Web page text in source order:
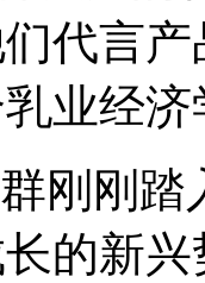
代言
业经
刚刚
的新